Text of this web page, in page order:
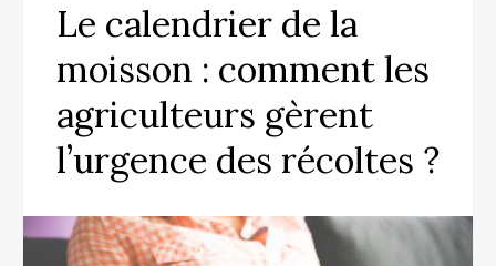
Le calendrier de la
moisson : comment les
agriculteurs gèrent
l’urgence des récoltes ?